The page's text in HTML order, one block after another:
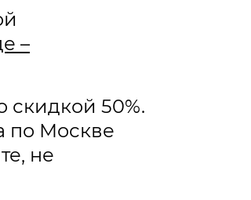
–
50%.
по Москве
не